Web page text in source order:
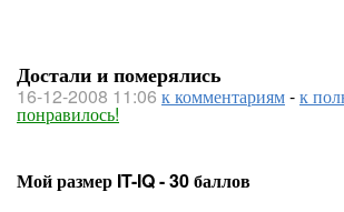
Достали и померялись
16-12-2008 11:06 к комментариям-к
понравилось!
Мой размер IT-IQ - 30 баллов